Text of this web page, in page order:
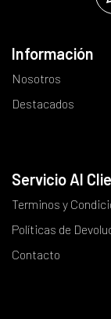
Información
Nosotros
Destacados
Servicio Al
Terminos y
Políticas de
Contacto